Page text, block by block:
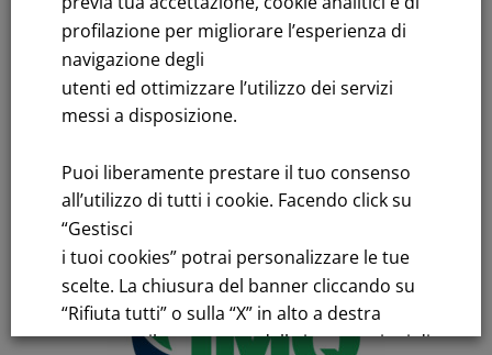
FNM S.p.A.
Sede in Milano, Piazzale Cadorna, 14
fnm@legalmail.it
Capitale sociale € 230.000.000,00 interamente versato
C.F.e P.IVA 00776140154
C.C.I.AA. Milano – REA 28331
profilazione per migliorare l’esperienza di
navigazione degli
utenti ed ottimizzare l’utilizzo dei servizi
messi a disposizione.
Puoi liberamente prestare il tuo consenso
all’utilizzo di tutti i cookie. Facendo click su
“Gestisci
i tuoi cookies” potrai personalizzare le tue
scelte. La chiusura del banner cliccando su
“Rifiuta tutti” o sulla “X” in alto a destra
comporta il permanere delle impostazioni di